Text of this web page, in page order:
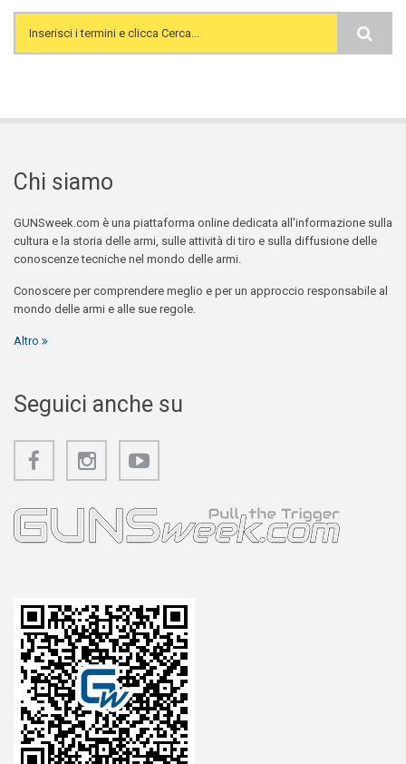
Search form
Chi siamo
GUNSweek.com è una piattaforma online dedicata all'informazione sulla
cultura e la storia delle armi, sulle attività di tiro e sulla diffusione delle
conoscenze tecniche nel mondo delle armi.
Conoscere per comprendere meglio e per un approccio responsabile al
mondo delle armi e alle sue regole.
Altro
Seguici anche su